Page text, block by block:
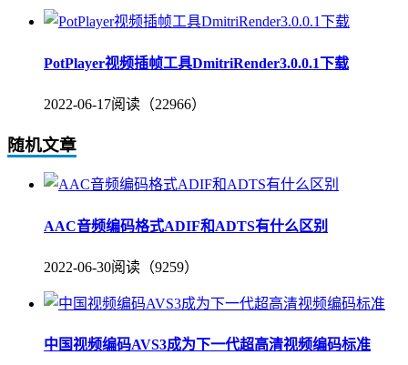
PotPlayer视频插帧工具DmitriRender3.0.0.1下载
2022-06-17阅读（22966）
随机文章
AAC音频编码格式ADIF和ADTS有什么区别
2022-06-30阅读（9259）
中国视频编码AVS3成为下一代超高清视频编码标准